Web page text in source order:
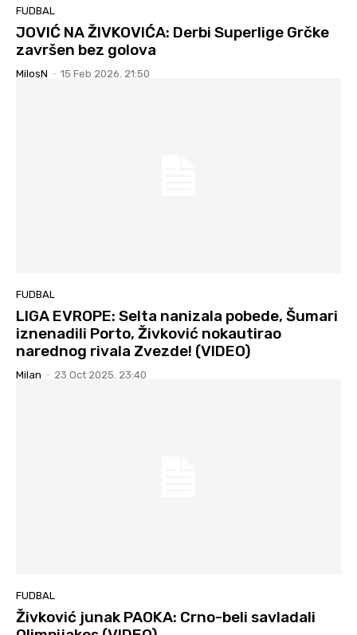
FUDBAL
JOVIĆ NA ŽIVKOVIĆA: Derbi Superlige Grčke
završen bez golova
MilosN - 15 Feb 2026. 21:50
FUDBAL
LIGA EVROPE: Selta nanizala pobede, Šumari
iznenadili Porto, Živković nokautirao
narednog rivala Zvezde! (VIDEO)
Milan - 23 Oct 2025. 23:40
FUDBAL
Živković junak PAOKA: Crno-beli savladali